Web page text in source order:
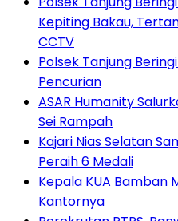
Kepiting Bakau,
CCTV
Polsek Tanjung
Pencurian
ASAR Humanity
Sei Rampah
Kajari Nias Selatan
Peraih 6 Medali
Kepala KUA Bamban
Kantornya